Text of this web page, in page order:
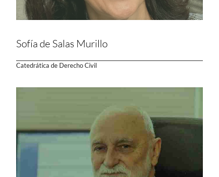
Sofía de Salas Murillo
Catedrática de Derecho Civil